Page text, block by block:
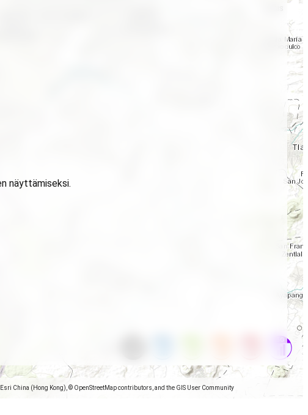
China (Hong Kong), © OpenStreetMap contributors, and the GIS User Community
näyttämiseksi.